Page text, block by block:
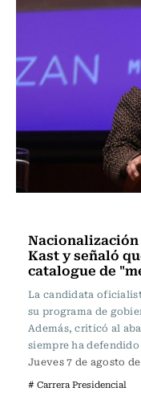
Kast y señaló
catalogue de
La candidata
su programa de
Además, criticó al
siempre ha
Jueves 7 de agosto
# Carrera Presidencial